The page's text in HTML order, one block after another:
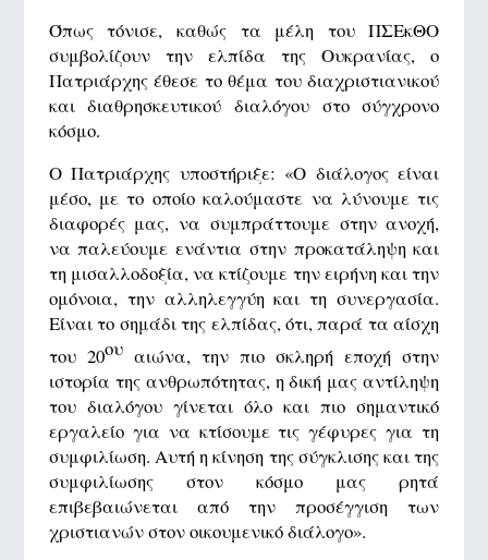
Όπως τόνισε, καθώς τα μέλη του ΠΣΕκΘΟ
συμβολίζουν την ελπίδα της Ουκρανίας, ο
Πατριάρχης έθεσε το θέμα του διαχριστιανικού
και διαθρησκευτικού διαλόγου στο σύγχρονο
κόσμο.
Ο Πατριάρχης υποστήριξε: «Ο διάλογος είναι
μέσο, με το οποίο καλούμαστε να λύνουμε τις
διαφορές μας, να συμπράττουμε στην ανοχή,
να παλεύουμε ενάντια στην προκατάληψη και
τη μισαλλοδοξία, να κτίζουμε την ειρήνη και την
ομόνοια, την αλληλεγγύη και τη συνεργασία.
Είναι το σημάδι της ελπίδας, ότι, παρά τα αίσχη
του 20ουαιώνα, την πιο σκληρή εποχή στην
ιστορία της ανθρωπότητας, η δική μας αντίληψη
του διαλόγου γίνεται όλο και πιο σημαντικό
εργαλείο για να κτίσουμε τις γέφυρες για τη
συμφιλίωση. Αυτή η κίνηση της σύγκλισης και της
συμφιλίωσης στον κόσμο μας ρητά
επιβεβαιώνεται από την προσέγγιση των
χριστιανών στον οικουμενικό διάλογο».